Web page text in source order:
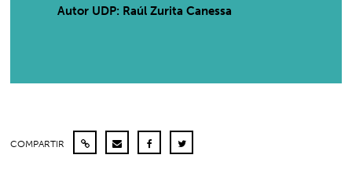
Autor UDP: Raúl Zurita Canessa
COMPARTIR